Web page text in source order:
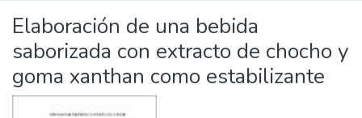
Estadísticas Externas
Elaboración de una bebida
saborizada con extracto de chocho y
goma xanthan como estabilizante